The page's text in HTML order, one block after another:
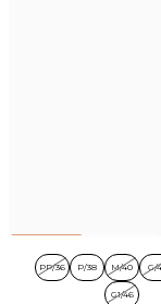
PP/36 P/38 M/40 G/
G1/46